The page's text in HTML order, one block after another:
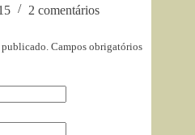
2 comentários
Campos obrigatórios